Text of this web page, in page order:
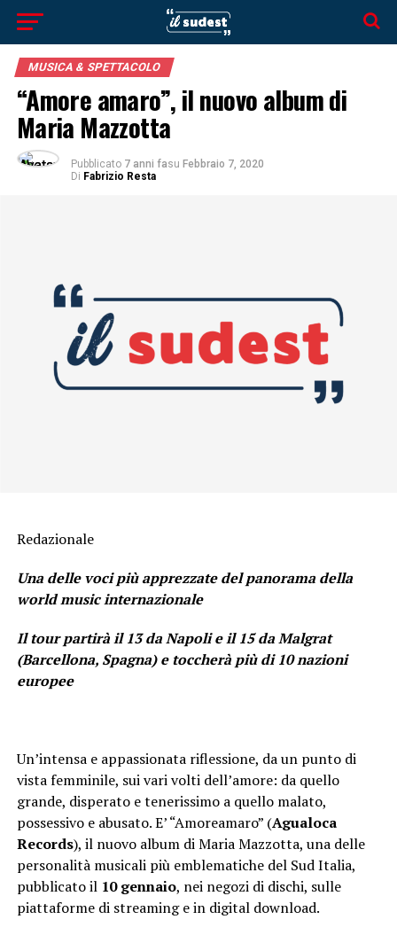
MUSICA & SPETTACOLO
“Amore amaro”, il nuovo album di
Maria Mazzotta
Pubblicato 7 anni fasu Febbraio 7, 2020
Di Fabrizio Resta
Redazionale
Una delle voci più apprezzate del panorama della
world music internazionale
Il tour partirà il 13 da Napoli e il 15 da Malgrat
(Barcellona, Spagna) e toccherà più di 10 nazioni
europee
Un’intensa e appassionata riflessione, da un punto di
vista femminile, sui vari volti dell’amore: da quello
grande, disperato e tenerissimo a quello malato,
possessivo e abusato. E’ “Amoreamaro” (Agualoca
Records), il nuovo album di Maria Mazzotta, una delle
personalità musicali più emblematiche del Sud Italia,
pubblicato il 10 gennaio, nei negozi di dischi, sulle
piattaforme di streaming e in digital download.